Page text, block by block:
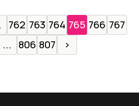
762 763 764 765 766 767
... 806 807 ›